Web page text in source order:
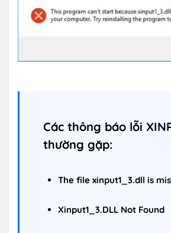
Các thông báo lỗi
thường gặp:
The file xinput1_3.dll is
Xinput1_3.DLL Not Found